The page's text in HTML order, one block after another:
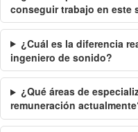
conseguir trabajo en este
¿Cuál es la diferencia
ingeniero de sonido?
¿Qué áreas de
remuneración